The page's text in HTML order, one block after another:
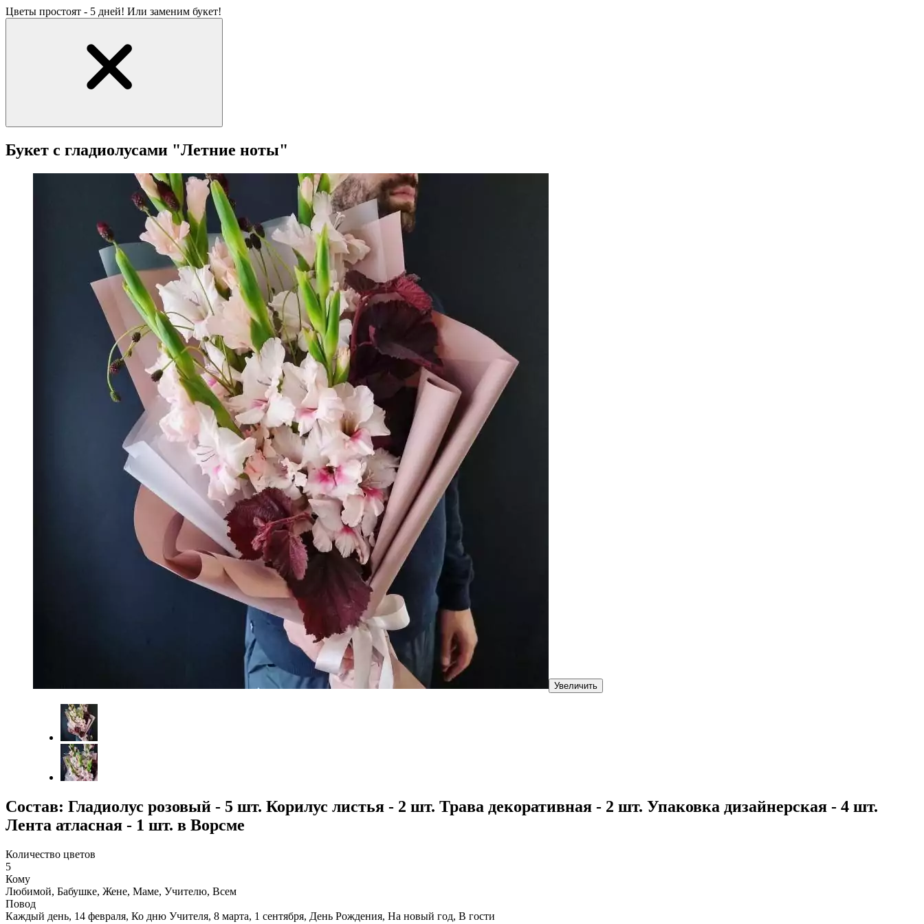
Цветы простоят - 5 дней! Или заменим букет!
Букет с гладиолусами "Летние ноты"
Увеличить
Состав: Гладиолус розовый - 5 шт. Корилус листья - 2 шт. Трава декоративная - 2 шт. Упаковка дизайнерская - 4 шт.
Лента атласная - 1 шт. в Ворсме
Количество цветов
5
Кому
Любимой, Бабушке, Жене, Маме, Учителю, Всем
Повод
Каждый день, 14 февраля, Ко дню Учителя, 8 марта, 1 сентября, День Рождения, На новый год, В гости